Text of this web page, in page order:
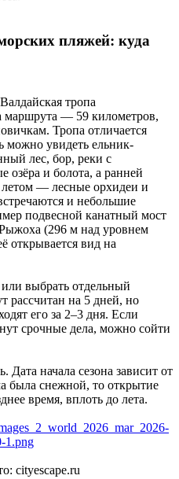
пляжей: куда
тропа
маршрута — 59 километров,
Тропа отличается
можно увидеть ельник-
лес, бор, реки с
озёра и болота, а ранней
летом — лесные орхидеи и
и небольшие
подвесной канатный мост
(296 м над уровнем
открывается вид на
выбрать отдельный
рассчитан на 5 дней, но
его за 2–3 дня. Если
срочные дела, можно сойти
Дата начала сезона зависит от
была снежной, то открытие
время, вплоть до лета.
cityescape.ru